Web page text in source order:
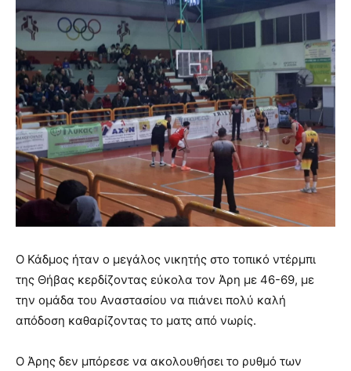
Ο Κάδμος ήταν ο μεγάλος νικητής στο τοπικό ντέρμπι
της Θήβας κερδίζοντας εύκολα τον Άρη με 46-69, με
την ομάδα του Αναστασίου να πιάνει πολύ καλή
απόδοση καθαρίζοντας το ματς από νωρίς.
Ο Άρης δεν μπόρεσε να ακολουθήσει το ρυθμό των